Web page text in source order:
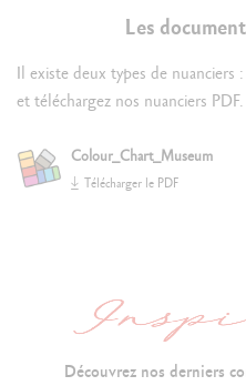
Numéro
DÉTAILS
ouvoir
Les
Il existe deux types de nuanciers
et téléchargez nos nuanciers PDF.
Colour_Chart_Museum
Télécharger le PDF
Découvrez nos derniers